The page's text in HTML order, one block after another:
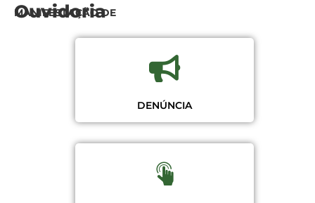
MANIFESTAÇÃO DE
Ouvidoria
DENÚNCIA